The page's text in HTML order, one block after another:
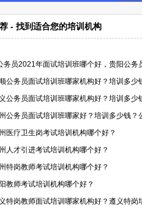
- 找到适合您的培训机构
务员2021年面试培训班哪个好，贵阳公务
公务员面试培训班哪家机构好？培训多少
公务员面试培训班哪家机构好？培训多少
公务员面试培训班哪家好？培训多少钱？
医疗卫生岗考试培训机构哪个好？
人才引进考试培训机构哪个好？
特岗教师考试培训机构哪个好？
教师考试培训机构哪个好？
特岗教师面试培训哪家机构好？遵义特岗